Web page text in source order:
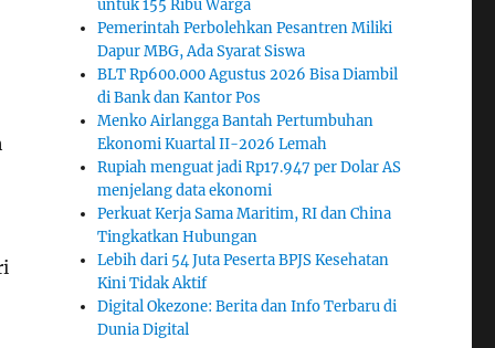
untuk 155 Ribu Warga
Pemerintah Perbolehkan Pesantren Miliki
Dapur MBG, Ada Syarat Siswa
BLT Rp600.000 Agustus 2026 Bisa Diambil
di Bank dan Kantor Pos
Menko Airlangga Bantah Pertumbuhan
Ekonomi Kuartal II-2026 Lemah
Rupiah menguat jadi Rp17.947 per Dolar AS
menjelang data ekonomi
Perkuat Kerja Sama Maritim, RI dan China
Tingkatkan Hubungan
Lebih dari 54 Juta Peserta BPJS Kesehatan
Kini Tidak Aktif
Digital Okezone: Berita dan Info Terbaru di
Dunia Digital